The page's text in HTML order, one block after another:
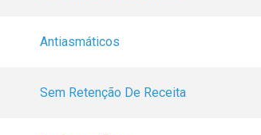
Antiasmáticos
Sem Retenção De Receita